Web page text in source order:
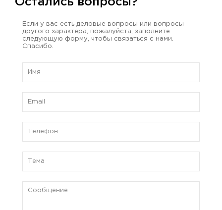
Если у вас есть деловые вопросы или вопросы
другого характера, пожалуйста, заполните
следующую форму, чтобы связаться с нами.
Спасибо.